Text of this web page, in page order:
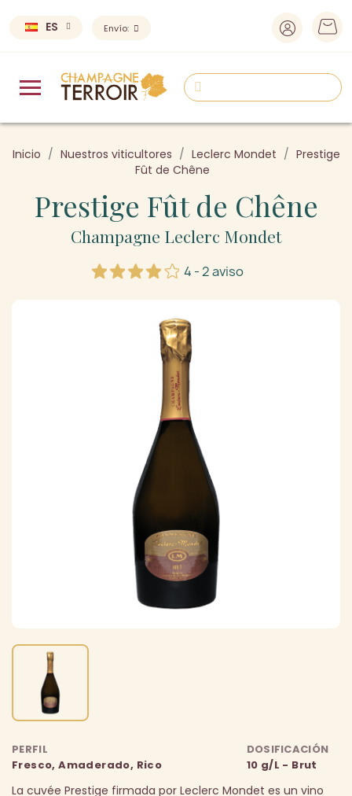
ES Envío:
Inicio Nuestros viticultores Leclerc Mondet
Prestige
Fût de Chêne
Prestige Fût de Chêne
Champagne Leclerc Mondet
4 - 2 aviso
PERFIL
Fresco, Amaderado, Rico
DOSIFICACIÓN
10 g/L - Brut
La cuvée Prestige firmada por Leclerc Mondet es un vino